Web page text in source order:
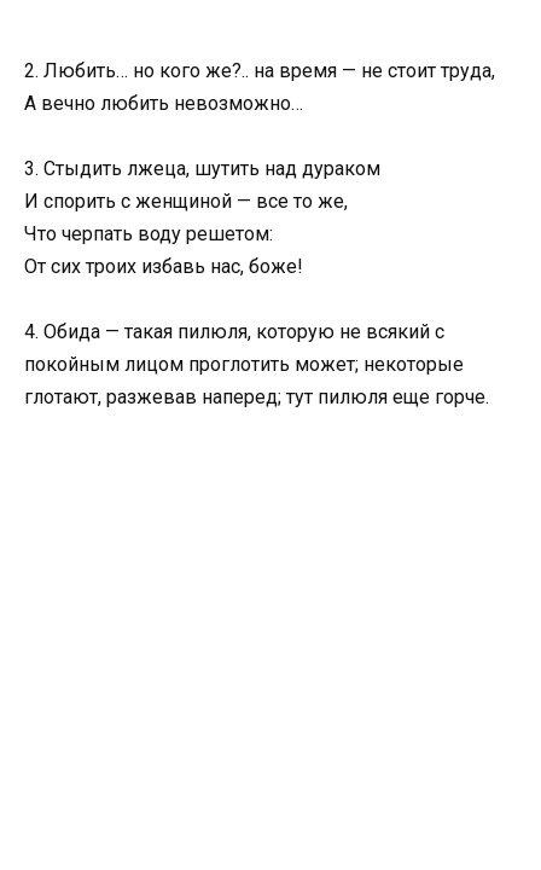
2. Любить… но кого же?.. на время — не стоит труда,
А вечно любить невозможно…
3. Стыдить лжеца, шутить над дураком
И спорить с женщиной — все то же,
Что черпать воду решетом:
От сих троих избавь нас, боже!
4. Обида — такая пилюля, которую не всякий с
покойным лицом проглотить может; некоторые
глотают, разжевав наперед; тут пилюля еще горче.